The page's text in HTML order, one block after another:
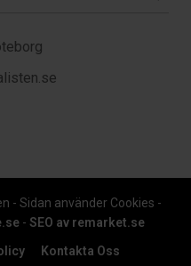
- Sidan använder Cookies -
- SEO av remarket.se
Kontakta Oss